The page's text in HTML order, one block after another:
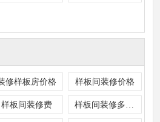
修样板房价格 样板间装修价格
样板间装修费 样板间装修多少钱